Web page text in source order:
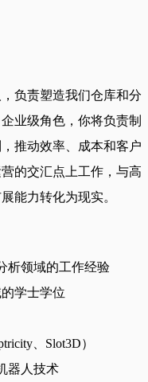
负责塑造我们仓库和分
业级角色，你将负责制
推动效率、成本和客户
的交汇点上工作，与高
能力转化为现实。
析领域的工作经验
学士学位
、Slot3D）
器人技术